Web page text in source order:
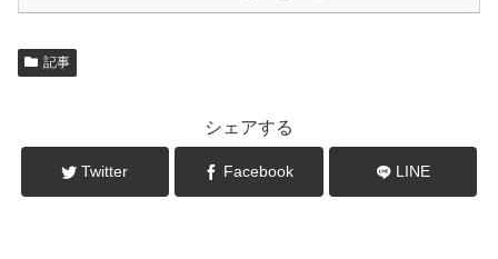
記事
シェアする
Twitter Facebook LINE